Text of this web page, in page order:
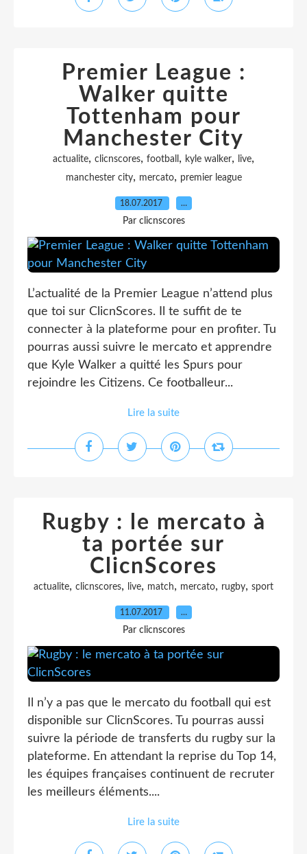
Premier League :
Walker quitte
Tottenham pour
Manchester City
actualite, clicnscores, football , kyle walker, live,
manchester city, mercato, premier league
18.07.2017 …
Par clicnscores
L’actualité de la Premier League n’attend plus
que toi sur ClicnScores. Il te suffit de te
connecter à la plateforme pour en profiter. Tu
pourras aussi suivre le mercato et apprendre
que Kyle Walker a quitté les Spurs pour
rejoindre les Citizens. Ce footballeur...
Lire la suite
Rugby : le mercato à
ta portée sur
ClicnScores
actualite, clicnscores, live, match, mercato, rugby, sport
11.07.2017 …
Par clicnscores
Il n’y a pas que le mercato du football qui est
disponible sur ClicnScores. Tu pourras aussi
suivre la période de transferts du rugby sur la
plateforme. En attendant la reprise du Top 14,
les équipes françaises continuent de recruter
les meilleurs éléments....
Lire la suite